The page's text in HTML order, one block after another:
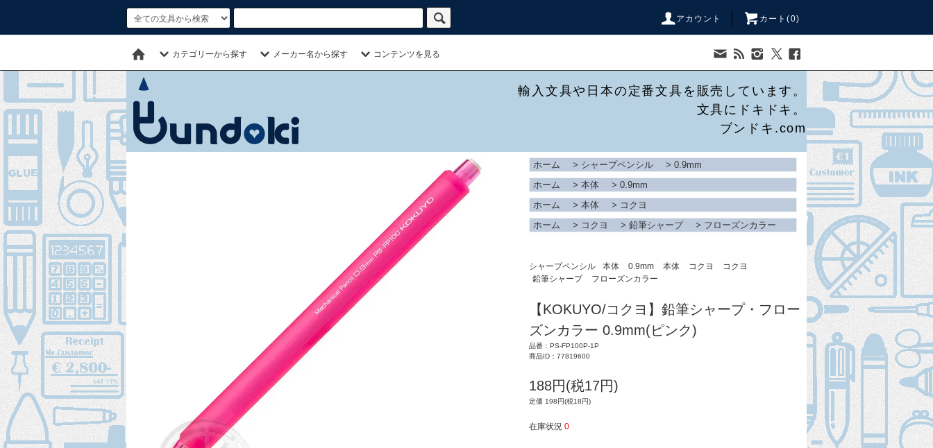
アカウント カート(0)
カテゴリーから探す メーカー名から探す コンテンツを見る
輸入文具や日本の定番文具を販売しています。
文具にドキドキ。
ブンドキ.com
ホーム > シャープペンシル > 0.9mm
ホーム
> 本体 > 0.9mm
ホーム
> 本体 > コクヨ
ホーム
> コクヨ > 鉛筆シャープ > フローズンカラー
シャープペンシル 本体 0.9mm 本体 コクヨ
コクヨ
鉛筆シャープ
フローズンカラー
【KOKUYO/コクヨ】鉛筆シャープ・フロー
ズンカラー 0.9mm(ピンク)
品番：PS-FP100P-1P
商品ID：77819600
188円(税17円)
定価 198円(税18円)
在庫状況 0